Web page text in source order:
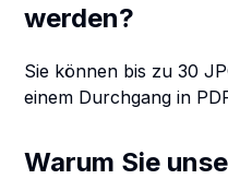
werden?
Sie können bis zu 30
einem Durchgang in
Warum Sie